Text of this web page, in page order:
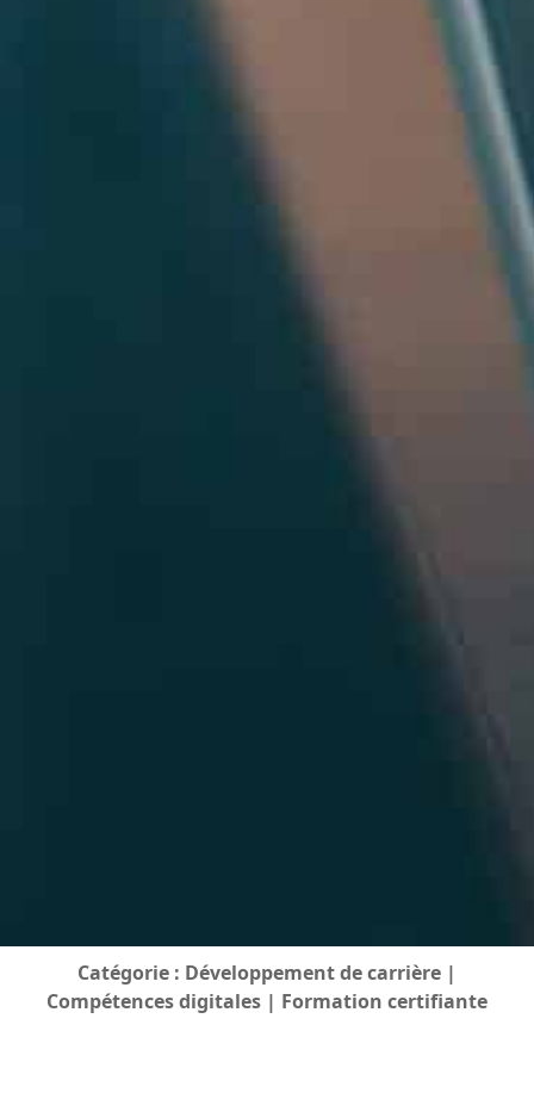
Catégorie : Développement de carrière |
Compétences digitales | Formation certifiante